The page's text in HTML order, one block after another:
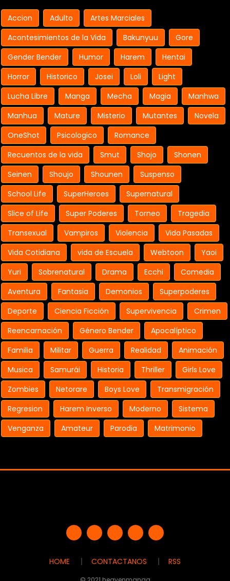
Accion Adulto
Artes Marciales
Acontesimientos de la Vida
Bakunyuu
Gore
Gender Bender
Humor Harem
Hentai
Horror
Historico Josei Loli
Light
Lucha Libre
Manga Mecha Magia
Manhwa
Manhua
Mature Misterio Mutantes
Novela
OneShot
Psicologico
Romance
Recuentos de la vida
Smut Shojo
Shonen
Seinen
Shoujo Shounen
Suspenso
School Life
SuperHeroes
Supernatural
Slice of Life
Super Poderes Torneo
Tragedia
Transexual
Vampiros Violencia
Vida Pasadas
Vida Cotidiana
vida de Escuela Webtoon
Yaoi
Yuri
Sobrenatural Drama Ecchi
Comedia
Aventura
Fantasia Demonios
Superpoderes
Deporte
Ciencia Ficción Supervivencia
Crimen
Reencarnación
Género Bender
Apocalíptico
Familia
Militar Guerra Realidad
Animación
Musica
Samurái Historia Thriller
Girls Love
Zombies
Netorare Boys Love
Transmigración
Regresion
Harem Inverso Moderno
Sistema
Venganza
Amateur Parodia Matrimonio
HOME CONTACTANOS RSS